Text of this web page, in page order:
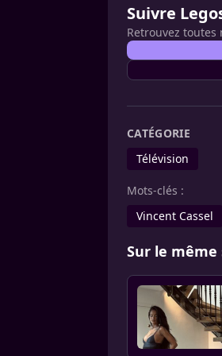
Suivre
Retrouvez toutes
CATÉGORIE
Télévision
Mots-clés :
Vincent Cassel
Sur le